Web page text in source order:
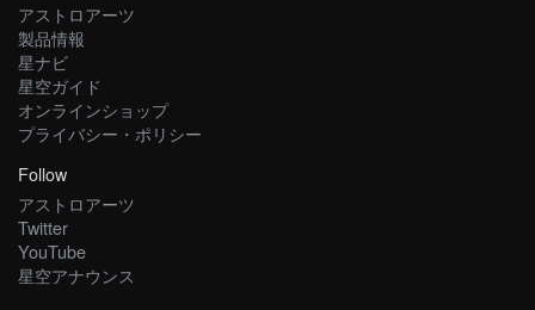
アストロアーツ
製品情報
星ナビ
星空ガイド
オンラインショップ
プライバシー・ポリシー
Follow
アストロアーツ
Twitter
YouTube
星空アナウンス